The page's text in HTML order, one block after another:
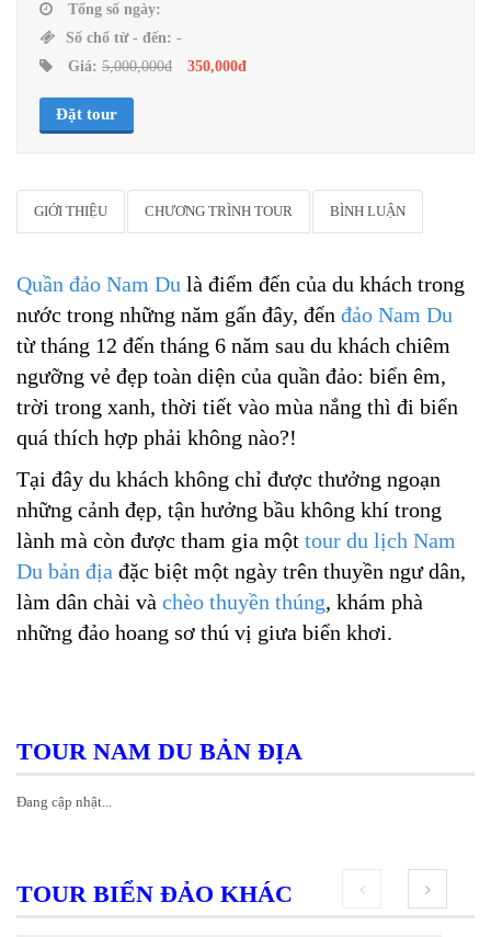
Tổng số ngày:
Số chổ từ - đến: -
Giá: 5,000,000đ 350,000đ
Đặt tour
GIỚI THIỆU CHƯƠNG TRÌNH TOUR BÌNH LUẬN
Quần đảo Nam Du là điểm đến của du khách trong
nước trong những năm gấn đây, đến đảo Nam Du
từ tháng 12 đến tháng 6 năm sau du khách chiêm
ngưỡng vẻ đẹp toàn diện của quần đảo: biển êm,
trời trong xanh, thời tiết vào mùa nắng thì đi biển
quá thích hợp phải không nào?!
Tại đây du khách không chỉ được thưởng ngoạn
những cảnh đẹp, tận hưởng bầu không khí trong
lành mà còn được tham gia một tour du lịch Nam
Du bản địa đặc biệt một ngày trên thuyền ngư dân,
làm dân chài và chèo thuyền thúng, khám phà
những đảo hoang sơ thú vị giưa biển khơi.
TOUR NAM DU BẢN ĐỊA
Đang cập nhật...
TOUR BIỂN ĐẢO KHÁC